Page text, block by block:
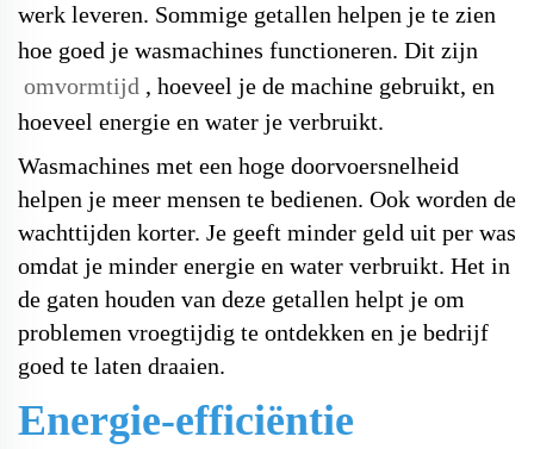
werk leveren. Sommige getallen helpen je te zien
hoe goed je wasmachines functioneren. Dit zijn
omvormtijd , hoeveel je de machine gebruikt, en
hoeveel energie en water je verbruikt.
Wasmachines met een hoge doorvoersnelheid
helpen je meer mensen te bedienen. Ook worden de
wachttijden korter. Je geeft minder geld uit per was
omdat je minder energie en water verbruikt. Het in
de gaten houden van deze getallen helpt je om
problemen vroegtijdig te ontdekken en je bedrijf
goed te laten draaien.
Energie-efficiëntie